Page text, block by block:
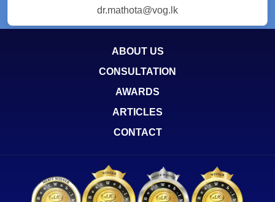
dr.mathota@vog.lk
ABOUT US
CONSULTATION
AWARDS
ARTICLES
CONTACT